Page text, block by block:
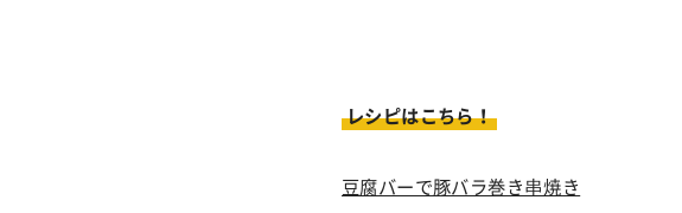
レシピはこちら！
豆腐バーで豚バラ巻き串焼き